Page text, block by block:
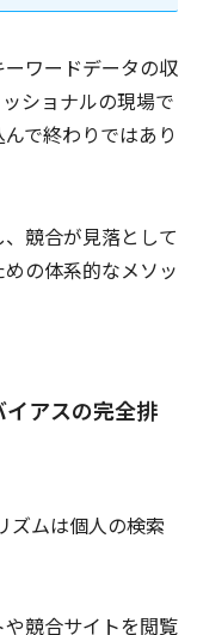
ワードデータの収
ショナルの現場で
で終わりではあり
競合が見落として
の体系的なメソッ
アスの完全排
ズムは個人の検索
競合サイトを閲覧